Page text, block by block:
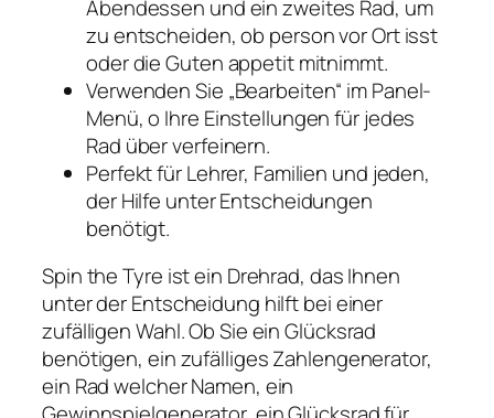
Abendessen und ein zweites Rad, um
zu entscheiden, ob person vor Ort isst
oder die Guten appetit mitnimmt.
Verwenden Sie „Bearbeiten“ im Panel-
Menü, o Ihre Einstellungen für jedes
Rad über verfeinern.
Perfekt für Lehrer, Familien und jeden,
der Hilfe unter Entscheidungen
benötigt.
Spin the Tyre ist ein Drehrad, das Ihnen
unter der Entscheidung hilft bei einer
zufälligen Wahl. Ob Sie ein Glücksrad
benötigen, ein zufälliges Zahlengenerator,
ein Rad welcher Namen, ein